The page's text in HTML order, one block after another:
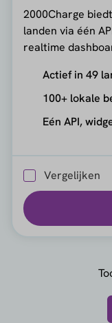
2000Charge
landen via één
realtime
Actief in 49
100+ lokale
Eén API,
Vergelijken